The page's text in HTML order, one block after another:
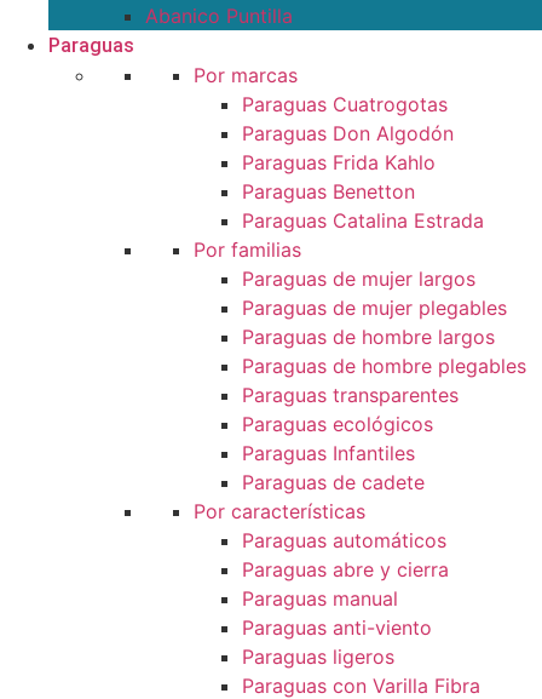
Abanico Puntilla
Paraguas
Por marcas
Paraguas Cuatrogotas
Paraguas Don Algodón
Paraguas Frida Kahlo
Paraguas Benetton
Paraguas Catalina Estrada
Por familias
Paraguas de mujer largos
Paraguas de mujer plegables
Paraguas de hombre largos
Paraguas de hombre plegables
Paraguas transparentes
Paraguas ecológicos
Paraguas Infantiles
Paraguas de cadete
Por características
Paraguas automáticos
Paraguas abre y cierra
Paraguas manual
Paraguas anti-viento
Paraguas ligeros
Paraguas con Varilla Fibra